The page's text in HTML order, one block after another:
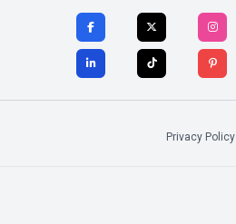
Privacy Policy